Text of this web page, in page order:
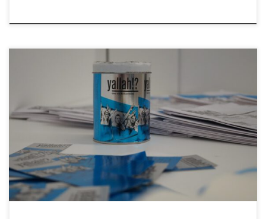
Hier ein kleiner Film über unsere Wander-Austellung „Yallah!?“ –
Über die Balkanroute“, die im September 2018 in Frankfurt war